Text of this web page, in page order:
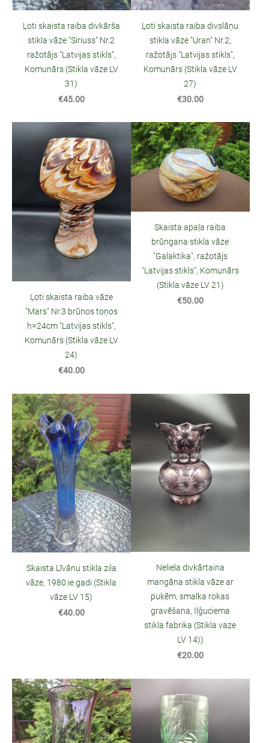
Ļoti skaista raiba divkārša
stikla vāze "Siriuss" Nr.2
ražotājs "Latvijas stikls",
Komunārs (Stikla vāze LV
31)
€45.00
Ļoti skaista raiba divslāņu
stikla vāze "Uran" Nr.2,
ražotājs "Latvijas stikls",
Komunārs (Stikla vāze LV
27)
€30.00
Ļoti skaista raiba vāze
"Mars" Nr.3 brūnos toņos
h=24cm "Latvijas stikls",
Komunārs (Stikla vāze LV
24)
€40.00
Skaista apaļa raiba
brūngana stikla vāze
"Galaktika", ražotājs
"Latvijas stikls", Komunārs
(Stikla vāze LV 21)
€50.00
Skaista Līvānu stikla zila
vāze, 1980.ie gadi (Stikla
vāze LV 15)
€40.00
Neliela divkārtaina
mangāna stikla vāze ar
puķēm, smalka rokas
gravēšana, Iļģuciema
stikla fabrika (Stikla vaze
LV 14))
€20.00